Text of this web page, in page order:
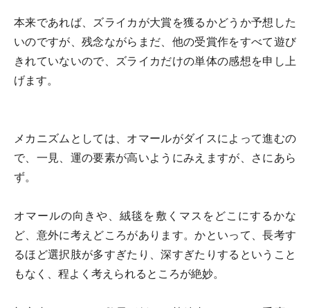
本来であれば、ズライカが大賞を獲るかどうか予想した
いのですが、残念ながらまだ、他の受賞作をすべて遊び
きれていないので、ズライカだけの単体の感想を申し上
げます。
メカニズムとしては、オマールがダイスによって進むの
で、一見、運の要素が高いようにみえますが、さにあら
ず。
オマールの向きや、絨毯を敷くマスをどこにするかな
ど、意外に考えどころがあります。かといって、長考す
るほど選択肢が多すぎたり、深すぎたりするということ
もなく、程よく考えられるところが絶妙。